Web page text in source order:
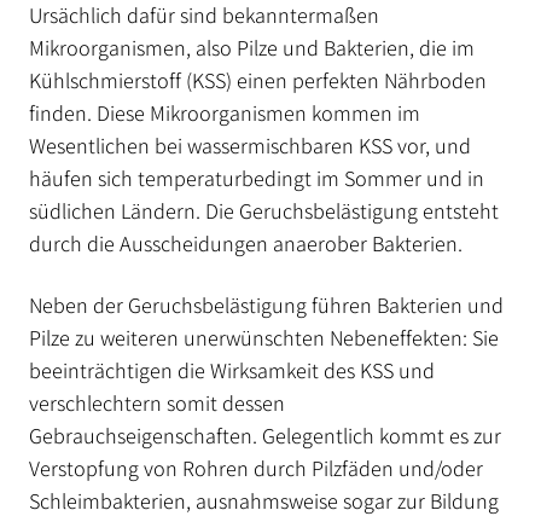
Ursächlich dafür sind bekanntermaßen
Mikroorganismen, also Pilze und Bakterien, die im
Kühlschmierstoff (KSS) einen perfekten Nährboden
finden. Diese Mikroorganismen kommen im
Wesentlichen bei wassermischbaren KSS vor, und
häufen sich temperaturbedingt im Sommer und in
südlichen Ländern. Die Geruchsbelästigung entsteht
durch die Ausscheidungen anaerober Bakterien.
Neben der Geruchsbelästigung führen Bakterien und
Pilze zu weiteren unerwünschten Nebeneffekten: Sie
beeinträchtigen die Wirksamkeit des KSS und
verschlechtern somit dessen
Gebrauchseigenschaften. Gelegentlich kommt es zur
Verstopfung von Rohren durch Pilzfäden und/oder
Schleimbakterien, ausnahmsweise sogar zur Bildung